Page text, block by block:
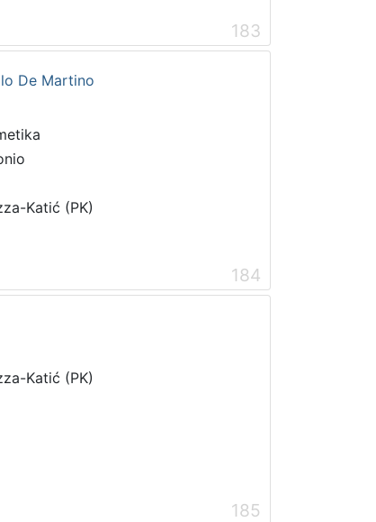
183
De Martino
Katić (PK)
184
Katić (PK)
185